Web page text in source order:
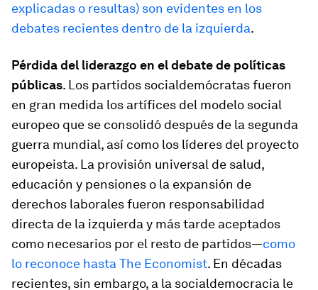
explicadas o resultas) son evidentes en los
debates recientes dentro de la izquierda.
Pérdida del liderazgo en el debate de políticas
públicas. Los partidos socialdemócratas fueron
en gran medida los artífices del modelo social
europeo que se consolidó después de la segunda
guerra mundial, así como los líderes del proyecto
europeista. La provisión universal de salud,
educación y pensiones o la expansión de
derechos laborales fueron responsabilidad
directa de la izquierda y más tarde aceptados
como necesarios por el resto de partidos—como
lo reconoce hasta The Economist. En décadas
recientes, sin embargo, a la socialdemocracia le